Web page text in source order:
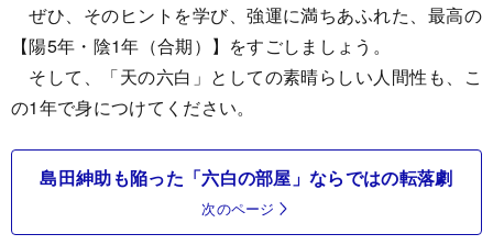
ぜひ、そのヒントを学び、強運に満ちあふれた、最高の
【陽5年・陰1年（合期）】をすごしましょう。
そして、「天の六白」としての素晴らしい人間性も、こ
の1年で身につけてください。
島田紳助も陥った「六白の部屋」ならではの転落劇
次のページ